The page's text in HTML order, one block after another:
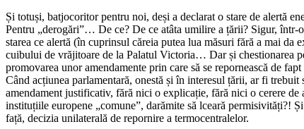
Și totuși, batjocoritor pentru noi, deși a declarat o stare de alertă
Pentru „derogări”… De ce? De ce atâta umilire a țării? Sigur,
starea ce alertă (în cuprinsul căreia putea lua măsuri fără a mai
cuibului de vrăjitoare de la Palatul Victoria… Dar și chestionarea
promovarea unor amendamente prin care să se repornească de
Când acțiunea parlamentară, onestă și în interesul țării, ar fi
amendament justificativ, fără nici o explicație, fără nici o cerere
instituțiile europene „comune”, darămite să lceară permisivități?!
față, decizia unilaterală de repornire a termocentralelor.